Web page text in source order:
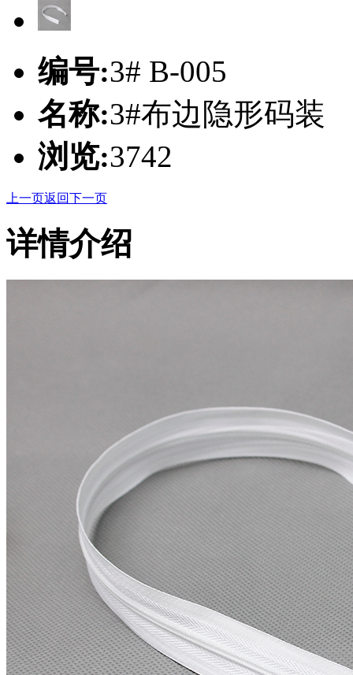
编号:3# B-005
名称:3#布边隐形码装
浏览:3742
上一页返回下一页
详情介绍